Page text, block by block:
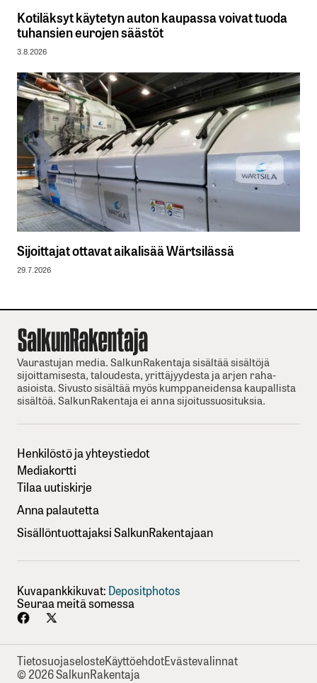
Kotiläksyt käytetyn auton kaupassa voivat tuoda
tuhansien eurojen säästöt
3.8.2026
Sijoittajat ottavat aikalisää Wärtsilässä
29.7.2026
Vaurastujan media. SalkunRakentaja sisältää sisältöjä
sijoittamisesta, taloudesta, yrittäjyydesta ja arjen raha-
asioista. Sivusto sisältää myös kumppaneidensa kaupallista
sisältöä. SalkunRakentaja ei anna sijoitussuosituksia.
Henkilöstö ja yhteystiedot
Mediakortti
Tilaa uutiskirje
Anna palautetta
Sisällöntuottajaksi SalkunRakentajaan
Kuvapankkikuvat: Depositphotos
Seuraa meitä somessa
TietosuojaselosteKäyttöehdotEvästevalinnat
© 2026 SalkunRakentaja